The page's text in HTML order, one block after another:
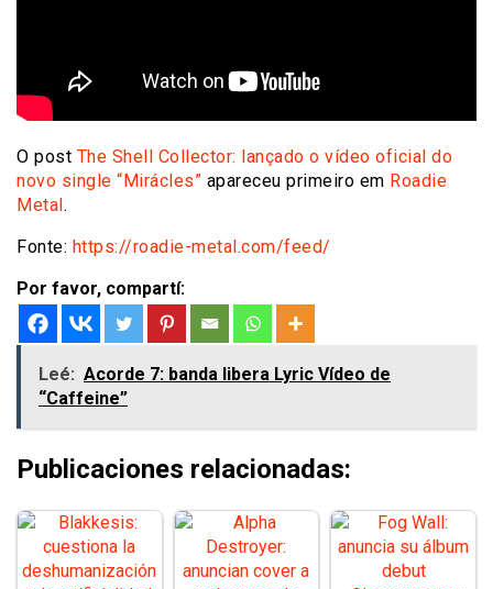
O post The Shell Collector: lançado o vídeo oficial do
novo single “Mirácles” apareceu primeiro em Roadie
Metal.
Fonte: https://roadie-metal.com/feed/
Por favor, compartí:
Leé: Acorde 7: banda libera Lyric Vídeo de
“Caffeine”
Publicaciones relacionadas: